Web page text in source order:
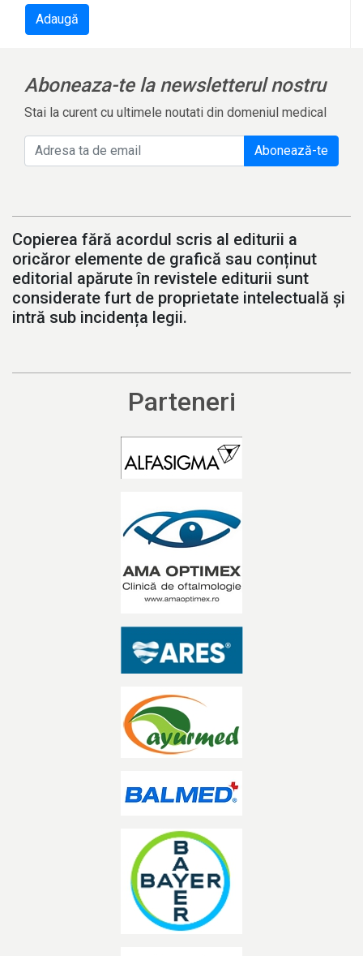
Adaugă
Aboneaza-te la newsletterul nostru
Stai la curent cu ultimele noutati din domeniul medical
Abonează-te
Copierea fără acordul scris al editurii a
oricăror elemente de grafică sau conținut
editorial apărute în revistele editurii sunt
considerate furt de proprietate intelectuală și
intră sub incidența legii.
Parteneri